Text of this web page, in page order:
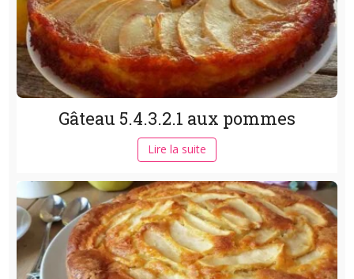
Gâteau 5.4.3.2.1 aux pommes
Lire la suite